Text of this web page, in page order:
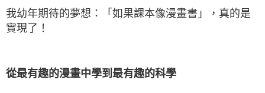
我幼年期待的夢想：「如果課本像漫畫書」，真的是
實現了！
從最有趣的漫畫中學到最有趣的科學